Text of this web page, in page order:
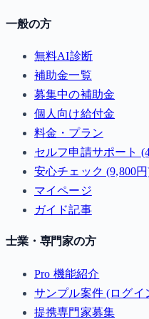
一般の方
無料AI診断
補助金一覧
募集中の補助金
個人向け給付金
料金・プラン
セルフ申請サポート
安心チェック (9,800
マイページ
ガイド記事
士業・専門家の方
Pro 機能紹介
サンプル案件 (ログイ
提携専門家募集